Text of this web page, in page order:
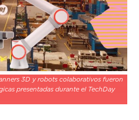
3D y robots colaborativos fueron
presentadas durante el TechDay